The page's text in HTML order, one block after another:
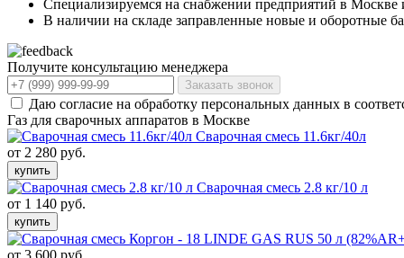
Специализируемся на снабжении предприятий в Москве
В наличии на складе заправленные новые и оборотные
Получите консультацию менеджера
Заказать звонок
Даю согласие на обработку персональных данных в
Газ для сварочных аппаратов в Москве
Сварочная смесь 11.6кг/40л
от 2 280 руб.
купить
Сварочная смесь 2.8 кг/10 л
от 1 140 руб.
купить
от 3 600 руб.